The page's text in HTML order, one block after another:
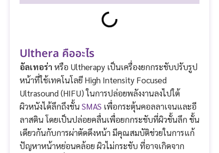
Ulthera คืออะไร
อัลเทอร่า หรือ Ultherapy เป็นเครื่องยกกระชับปรับรูป
หน้าที่ใช้เทคโนโลยี High Intensity Focused
Ultrasound (HIFU) ในการปล่อยพลังงานลงไปใต้
ผิวหนังได้ลึกถึงชั้นSMAS เพื่อกระตุ้นคอลลาเจนและอี
ลาสติน โดยเป็นปล่อยคลื่นเพื่อยกกระชับที่ผิวชั้นลึก ชั้น
เดียวกันกับการผ่าตัดดึงหน้า มีคุณสมบัติช่วยในการแก้
ปัญหาหน้าหย่อนคล้อย ผิวไม่กระชับ ที่อาจเกิดจาก